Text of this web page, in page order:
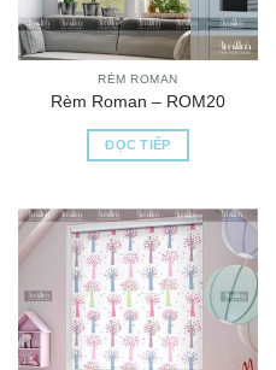
RÈM ROMAN
Rèm Roman – ROM20
ĐỌC TIẾP